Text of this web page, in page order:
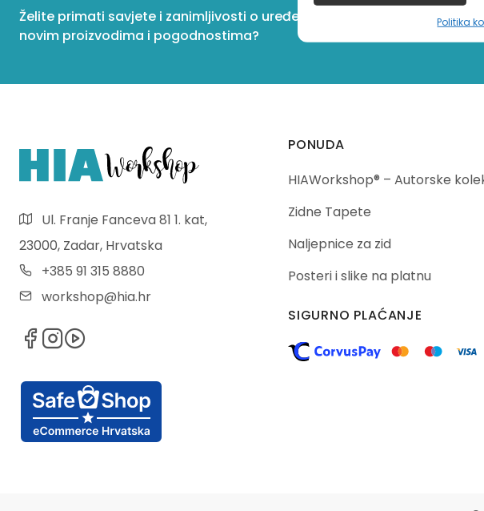
Politika
Želite primati savjete i zanimljivosti o uređenju doma te informacije o
novim proizvodima i pogodnostima?
Ul. Franje Fanceva 81 1. kat,
23000, Zadar, Hrvatska
+385 91 315 8880
workshop@hia.hr
PONUDA
HIAWorkshop® – Autorske
Zidne Tapete
Naljepnice za zid
Posteri i slike na platnu
SIGURNO PLAĆANJE